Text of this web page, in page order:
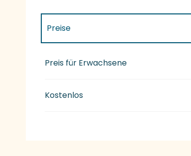
Preise
Preise 2027
Preis für Erwachsene
Kostenlos